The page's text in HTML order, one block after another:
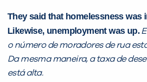
They said that homelessness was
Likewise, unemployment was up.
o número de moradores de rua
Da mesma maneira, a taxa de
está alta.
Preencha com seus dados
já vamos te colocar em
com a: